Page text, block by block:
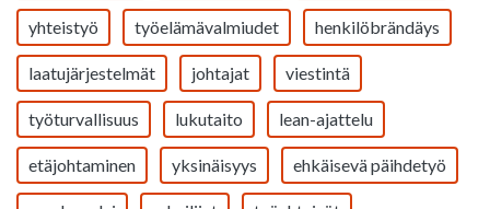
yhteistyö työelämävalmiudet henkilöbrändäys
laatujärjestelmät johtajat viestintä
työturvallisuus lukutaito lean-ajattelu
etäjohtaminen yksinäisyys ehkäisevä päihdetyö